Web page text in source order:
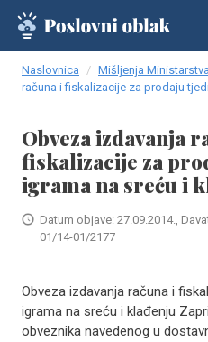
Naslovnica Mišljenja
računa i fiskalizacije za prodaju
Obveza izdavanja
fiskalizacije za
igrama na sreću i
Datum objave: 27.09.2014.,
01/14-01/2177
Obveza izdavanja računa i
igrama na sreću i klađenju
obveznika navedenog u